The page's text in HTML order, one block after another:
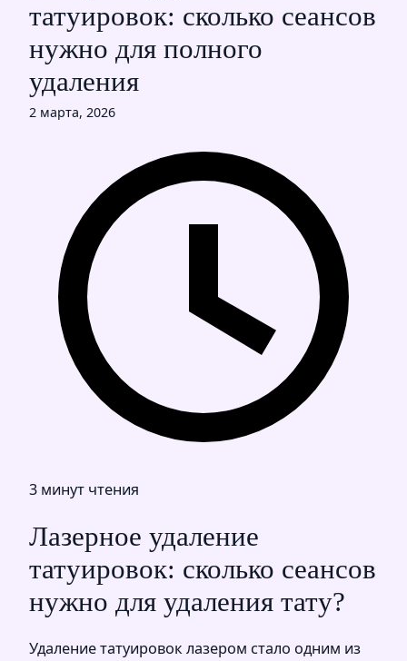
татуировок: сколько сеансов
нужно для полного
удаления
2 марта, 2026
3 минут чтения
Лазерное удаление
татуировок: сколько сеансов
нужно для удаления тату?
Удаление татуировок лазером стало одним из